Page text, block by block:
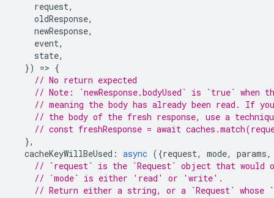
request,
oldResponse,
newResponse,
event,
state,
})
=> {
// No return expected
// Note: `newResponse.bodyUsed` is `true`
// meaning the body has already been read. If
// the body of the fresh response, use a
// const freshResponse = await
},
cacheKeyWillBeUsed : async ({request, mode, params,
// `request` is the `Request` object that would
// `mode` is either 'read' or 'write'.
// Return either a string, or a `Request` whose